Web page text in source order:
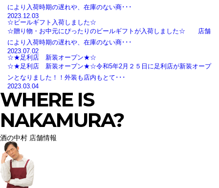
により入荷時期の遅れや、在庫のない商･･･
2023.12.03
☆ビールギフト入荷しました☆
☆贈り物・お中元にぴったりのビールギフトが入荷しました☆ 店舗
により入荷時期の遅れや、在庫のない商･･･
2023.07.02
☆★足利店 新装オープン★☆
☆★足利店 新装オープン★☆令和5年2月２５日に足利店が新装オープ
ンとなりました！！外装も店内もとて･･･
2023.03.04
WHERE IS
NAKAMURA?
酒の中村 店舗情報